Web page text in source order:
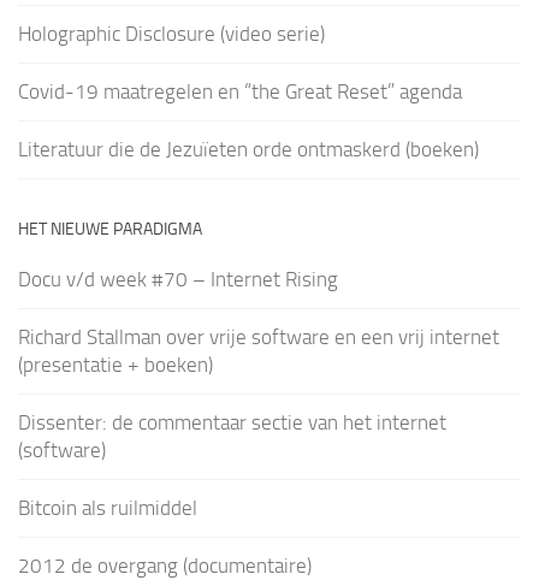
Holographic Disclosure (video serie)
Covid-19 maatregelen en “the Great Reset” agenda
Literatuur die de Jezuïeten orde ontmaskerd (boeken)
HET NIEUWE PARADIGMA
Docu v/d week #70 – Internet Rising
Richard Stallman over vrije software en een vrij internet
(presentatie + boeken)
Dissenter: de commentaar sectie van het internet
(software)
Bitcoin als ruilmiddel
2012 de overgang (documentaire)